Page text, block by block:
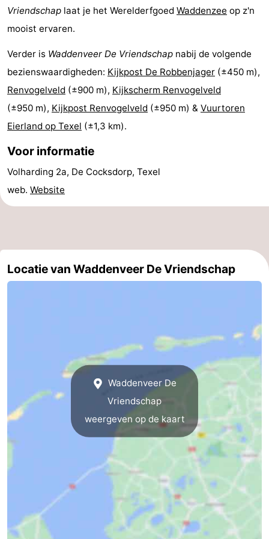
Bezienswaardigheden
Musea
-
Monumenten
Kerken
-
Molens
-
Uitkijkpunten
Attracties
-
Boerderijen
-
Zwembaden
-
Paardrijden
Surfen
-
Vriendschap laat je het Werelderfgoed Waddenzee op z'n
mooist ervaren.
Verder is Waddenveer De Vriendschap nabij de volgende
bezienswaardigheden: Kijkpost De Robbenjager (±450 m),
Renvogelveld (±900 m), Kijkscherm Renvogelveld
(±950 m), Kijkpost Renvogelveld (±950 m) & Vuurtoren
Eierland op Texel (±1,3 km).
Voor informatie
Volharding 2a, De Cocksdorp, Texel
web. Website
Locatie van Waddenveer De Vriendschap
Waddenveer De
Vriendschap
weergeven op de kaart